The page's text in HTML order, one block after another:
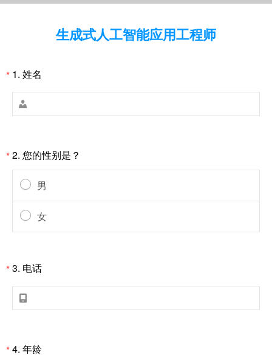
生成式人工智能应用工程师
* 1. 姓名

*2. 您的性别是？
男
女
*3. 电话

*4. 年龄